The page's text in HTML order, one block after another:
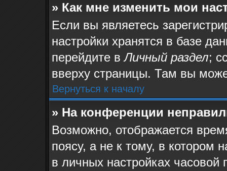
» Как мне изменить мои
Если вы являетесь
настройки хранятся в базе
перейдите вЛичный раздел;
вверху страницы. Там вы
Вернуться к началу
» На конференции
Возможно, отображается
поясу, а не к тому, в котором
в личных настройках часовой